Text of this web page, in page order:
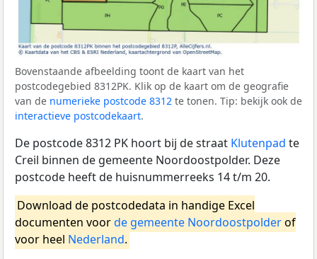
Bovenstaande afbeelding toont de kaart van het
postcodegebied 8312PK. Klik op de kaart om de geografie
van de numerieke postcode 8312 te tonen. Tip: bekijk ook de
interactieve postcodekaart.
De postcode 8312 PK hoort bij de straat Klutenpad te
Creil binnen de gemeente Noordoostpolder. Deze
postcode heeft de huisnummerreeks 14 t/m 20.
Download de postcodedata in handige Excel
documenten voorde gemeente Noordoostpolderof
voor heel Nederland.